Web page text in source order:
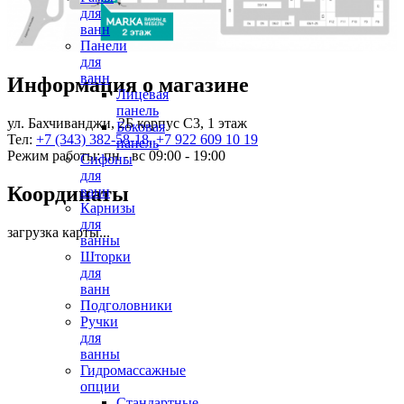
для
ванн
Панели
для
ванн
Лицевая
панель
Боковая
панель
Сифоны
для
ванн
Карнизы
для
ванны
Шторки
для
ванн
Подголовники
Ручки
для
ванны
Гидромассажные
опции
Информация о магазине
ул. Бахчиванджи, 2Б корпус С3, 1 этаж
Тел: +7 (343) 382-58-18,+7 922 609 10 19
Режим работы: пн - вс 09:00 - 19:00
Координаты
загрузка карты...